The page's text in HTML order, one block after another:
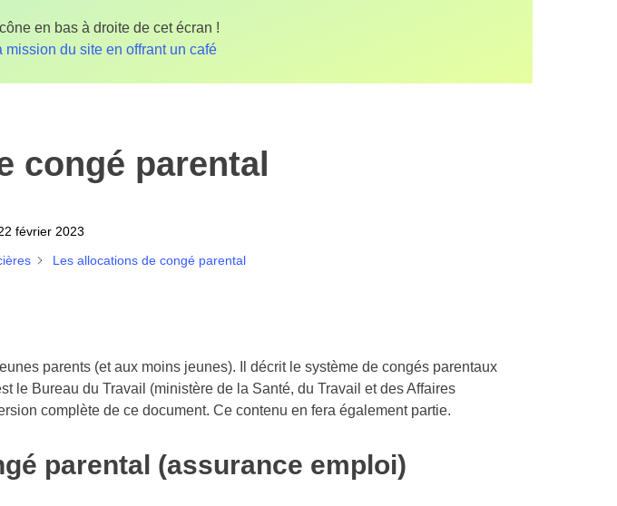
en bas à droite de cet écran !
mission du site en offrant un café
congé parental
février 2023
Les allocations de congé parental
parents (et aux moins jeunes). Il décrit le système de congés parentaux
le Bureau du Travail (ministère de la Santé, du Travail et des Affaires
complète de ce document. Ce contenu en fera également partie.
parental (assurance emploi)